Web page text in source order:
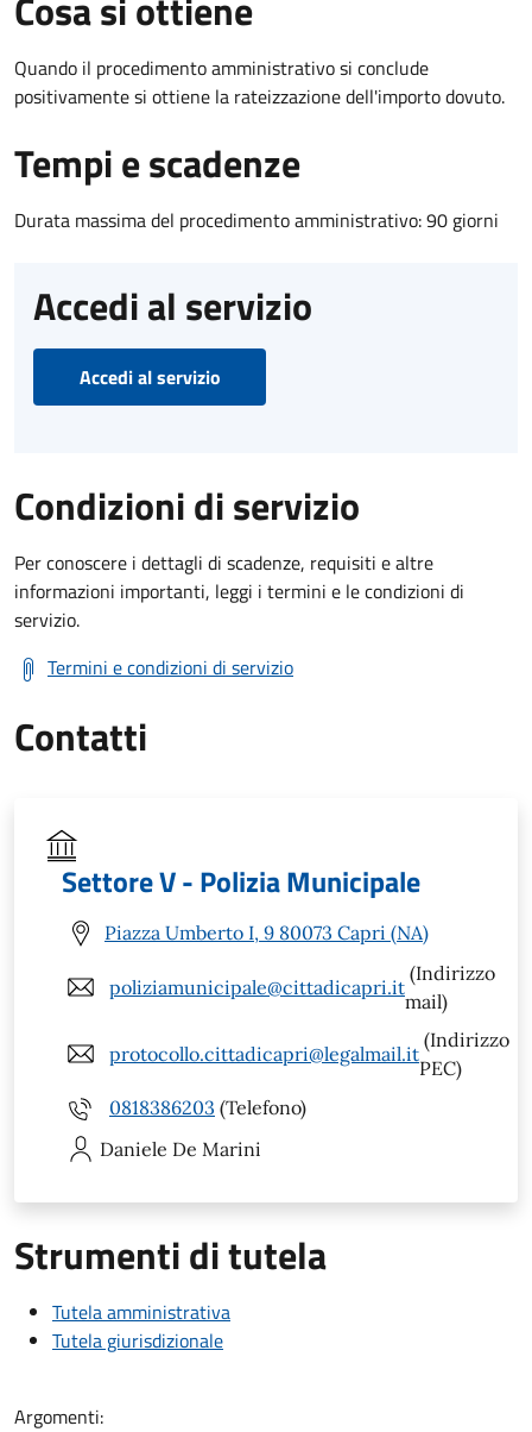
Quando il procedimento amministrativo si conclude
positivamente si ottiene la rateizzazione dell'importo dovuto.
Tempi e scadenze
Durata massima del procedimento amministrativo: 90 giorni
Accedi al servizio
Accedi al servizio
Condizioni di servizio
Per conoscere i dettagli di scadenze, requisiti e altre
informazioni importanti, leggi i termini e le condizioni di
servizio.
Termini e condizioni di servizio
Contatti
Settore V - Polizia Municipale
Piazza Umberto I, 9 80073 Capri (NA)
poliziamunicipale@cittadicapri.it
(Indirizzo
mail)
protocollo.cittadicapri@legalmail.it
(Indirizzo
PEC)
0818386203 (Telefono)
Daniele De Marini
Strumenti di tutela
Tutela amministrativa
Tutela giurisdizionale
Argomenti: